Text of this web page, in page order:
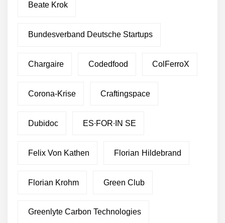
Beate Krok
Bundesverband Deutsche Startups
Chargaire Codedfood ColFerroX
Corona-Krise Craftingspace
Dubidoc ES∙FOR∙IN SE
Felix Von Kathen Florian Hildebrand
Florian Krohm Green Club
Greenlyte Carbon Technologies